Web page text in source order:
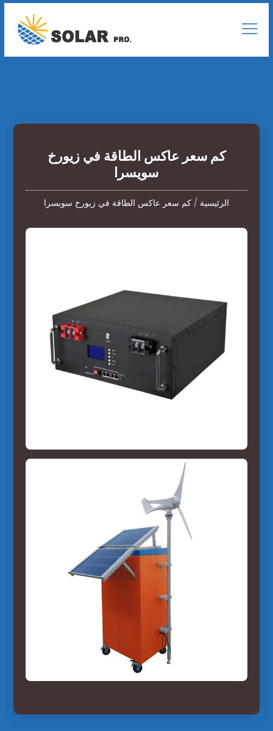
كم سعر عاكس الطاقة في زيورخ
سويسرا
الرئيسية /كم سعر عاكس الطاقة في زيورخ سويسرا